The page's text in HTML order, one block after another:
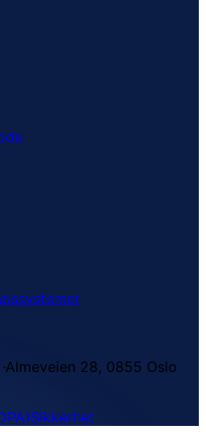
·Almeveien 28, 0855 Oslo
Sikkerhet